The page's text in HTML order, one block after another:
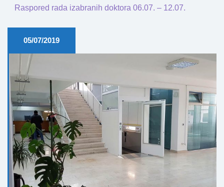
Raspored rada izabranih doktora 06.07. – 12.07.
05/07/2019